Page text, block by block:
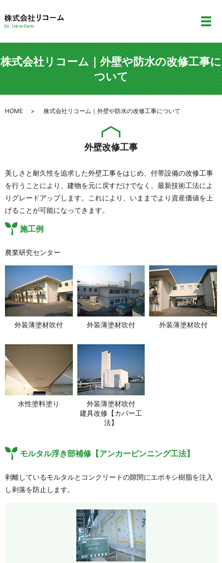
メ
株式会社リコーム｜外壁や防水の改修工事に
ついて
HOME 株式会社リコーム｜外壁や防水の改修工事について
外壁改修工事
美しさと耐久性を追求した外壁工事をはじめ、付帯設備の改修工事
を行うことにより、建物を元に戻すだけでなく、最新技術工法によ
りグレードアップします。これにより、いままでより資産価値を上
げることが可能になってきます。
施工例
農業研究センター
外装薄塗材吹付 外装薄塗材吹付 外装薄塗材吹付
水性塗料塗り
外装薄塗材吹付
建具改修【カバー工
法】
モルタル浮き部補修【アンカーピンニング工法】
剥離しているモルタルとコンクリートの隙間にエポキシ樹脂を注入
し剥落を防止します。